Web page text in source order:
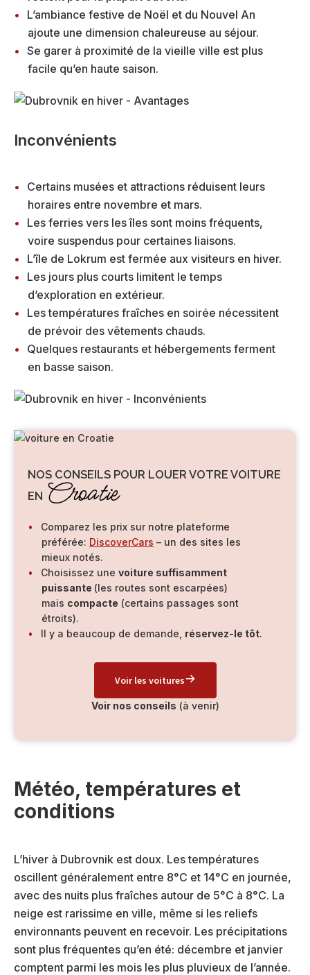
L’ambiance festive de Noël et du Nouvel An
ajoute une dimension chaleureuse au séjour.
Se garer à proximité de la vieille ville est plus
facile qu’en haute saison.
Inconvénients
Certains musées et attractions réduisent leurs
horaires entre novembre et mars.
Les ferries vers les îles sont moins fréquents,
voire suspendus pour certaines liaisons.
L’île de Lokrum est fermée aux visiteurs en hiver.
Les jours plus courts limitent le temps
d’exploration en extérieur.
Les températures fraîches en soirée nécessitent
de prévoir des vêtements chauds.
Quelques restaurants et hébergements ferment
en basse saison.
NOS CONSEILS POUR LOUER VOTRE VOITURE
EN Croatie
Comparez les prix sur notre plateforme
préférée: DiscoverCars – un des sites les
mieux notés.
Choisissez une voiture suffisamment
puissante (les routes sont escarpées)
mais compacte (certains passages sont
étroits).
Il y a beaucoup de demande, réservez-le tôt.
Voir les voitures
Voir nos conseils (à venir)
Météo, températures et
conditions
L’hiver à Dubrovnik est doux. Les températures
oscillent généralement entre 8°C et 14°C en journée,
avec des nuits plus fraîches autour de 5°C à 8°C. La
neige est rarissime en ville, même si les reliefs
environnants peuvent en recevoir. Les précipitations
sont plus fréquentes qu’en été: décembre et janvier
comptent parmi les mois les plus pluvieux de l’année.